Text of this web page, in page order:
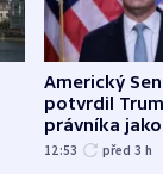
Americký
potvrdil
právníka jako
ministra
12:53 před 3 h